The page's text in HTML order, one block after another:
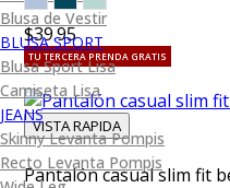
Blusa de Vestir
BLUSA SPORT
Blusa Sport Lisa
Camiseta Lisa
JEANS
Skinny Levanta Pompis
Recto Levanta Pompis
$39.95
TU TERCERA PRENDA GRATIS
VISTA RAPIDA
Pantalón casual slim fit